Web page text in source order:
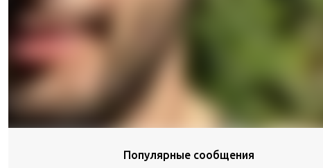
Популярные сообщения